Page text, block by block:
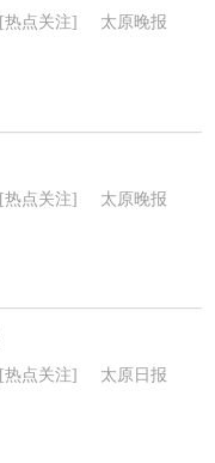
[热点关注] 太原晚报
[热点关注] 太原晚报
[热点关注] 太原日报